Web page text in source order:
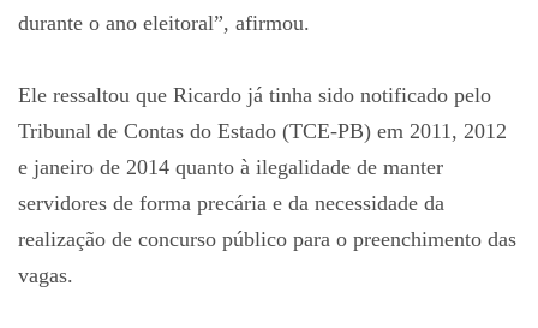
durante o ano eleitoral”, afirmou.
Ele ressaltou que Ricardo já tinha sido notificado pelo
Tribunal de Contas do Estado (TCE-PB) em 2011, 2012
e janeiro de 2014 quanto à ilegalidade de manter
servidores de forma precária e da necessidade da
realização de concurso público para o preenchimento das
vagas.